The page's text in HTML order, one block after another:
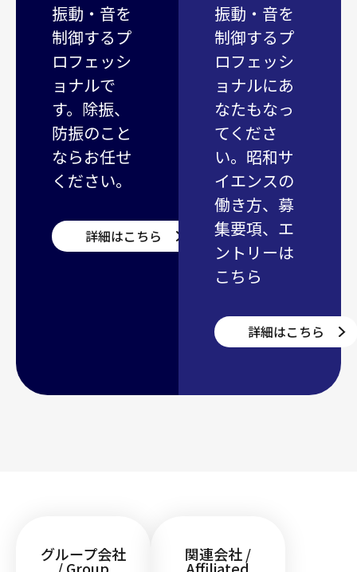
振動・音を
制御するプ
ロフェッシ
ョナルで
す。除振、
防振のこと
ならお任せ
ください。
詳細はこちら
振動・音を
制御するプ
ロフェッシ
ョナルにあ
なたもなっ
てくださ
い。昭和サ
イエンスの
働き方、募
集要項、エ
ントリーは
こちら
詳細はこちら
グループ会社
/ Group
関連会社 /
Affiliated